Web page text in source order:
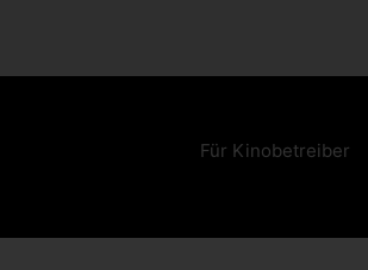
Für Kinobetreiber